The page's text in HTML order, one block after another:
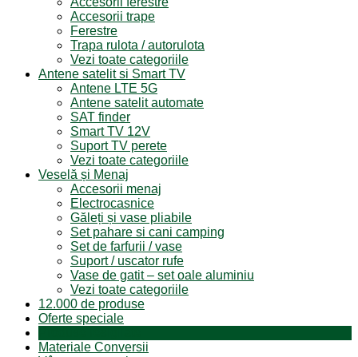
Accesorii trape
Ferestre
Trapa rulota / autorulota
Vezi toate categoriile
Antene satelit si Smart TV
Antene LTE 5G
Antene satelit automate
SAT finder
Smart TV 12V
Suport TV perete
Vezi toate categoriile
Veselă și Menaj
Accesorii menaj
Electrocasnice
Găleți și vase pliabile
Set pahare si cani camping
Set de farfurii / vase
Suport / uscator rufe
Vase de gatit – set oale aluminiu
Vezi toate categoriile
12.000 de produse
Oferte speciale
Materiale Conversii